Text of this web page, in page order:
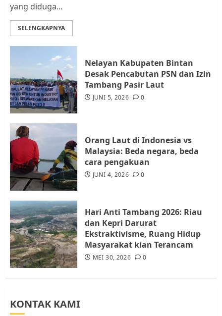
4
Warga Rempang Ajukan
Audiensi dengan Wali Kota
5
Tim Advokasi Desak BP Batam
Berhenti Merampas Tanah
yang diduga...
SELENGKAPNYA
Nelayan Kabupaten Bintan
Desak Pencabutan PSN dan Izin
Tambang Pasir Laut
JUNI 5, 2026 0
Orang Laut di Indonesia vs
Malaysia: Beda negara, beda
cara pengakuan
JUNI 4, 2026 0
Hari Anti Tambang 2026: Riau
dan Kepri Darurat
Ekstraktivisme, Ruang Hidup
Masyarakat kian Terancam
MEI 30, 2026 0
KONTAK KAMI